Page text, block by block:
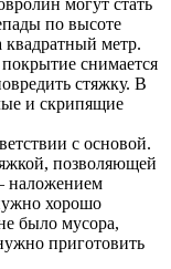
по высоте
метр.
снимается
стяжку. В
и скрипящие
с основой.
позволяющей
наложением
хорошо
было мусора,
приготовить